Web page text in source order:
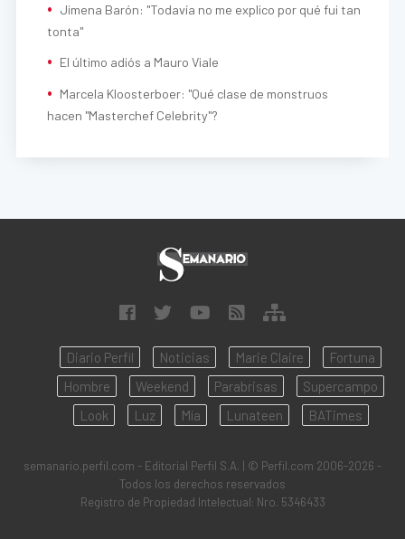
Jimena Barón: "Todavía no me explico por qué fui tan
tonta"
El último adiós a Mauro Viale
Marcela Kloosterboer: "Qué clase de monstruos
hacen "Masterchef Celebrity"?
Diario Perfil Noticias Marie Claire
Fortuna
Hombre
Weekend Parabrisas
Supercampo
Look
Luz Mía Lunateen BATimes
semanario.perfil.com - Editorial Perfil S.A. | © Perfil.com 2006-2026 -
Todos los derechos reservados
Registro de Propiedad Intelectual: Nro. 5346433